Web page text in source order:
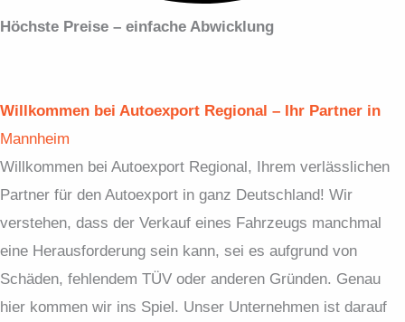
Höchste Preise – einfache Abwicklung
Willkommen bei Autoexport Regional – Ihr Partner in
Mannheim
Willkommen bei Autoexport Regional, Ihrem verlässlichen
Partner für den Autoexport in ganz Deutschland! Wir
verstehen, dass der Verkauf eines Fahrzeugs manchmal
eine Herausforderung sein kann, sei es aufgrund von
Schäden, fehlendem TÜV oder anderen Gründen. Genau
hier kommen wir ins Spiel. Unser Unternehmen ist darauf